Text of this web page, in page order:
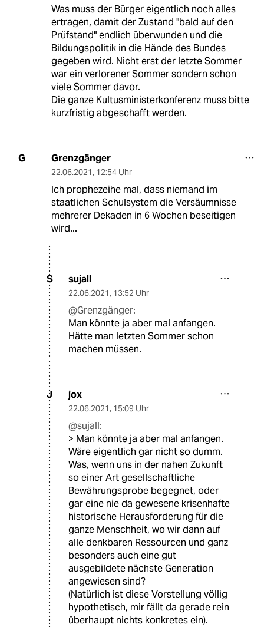
Was muss der Bürger eigentlich noch alles
ertragen, damit der Zustand "bald auf den
Prüfstand" endlich überwunden und die
Bildungspolitik in die Hände des Bundes
gegeben wird. Nicht erst der letzte Sommer
war ein verlorener Sommer sondern schon
viele Sommer davor.
Die ganze Kultusministerkonferenz muss bitte
kurzfristig abgeschafft werden.
G Grenzgänger
22.06.2021, 12:54 Uhr
Ich prophezeihe mal, dass niemand im
staatlichen Schulsystem die Versäumnisse
mehrerer Dekaden in 6 Wochen beseitigen
wird...
S sujall
22.06.2021, 13:52 Uhr
@Grenzgänger:
Man könnte ja aber mal anfangen.
Hätte man letzten Sommer schon
machen müssen.
J jox
22.06.2021, 15:09 Uhr
@sujall:
> Man könnte ja aber mal anfangen.
Wäre eigentlich gar nicht so dumm.
Was, wenn uns in der nahen Zukunft
so einer Art gesellschaftliche
Bewährungsprobe begegnet, oder
gar eine nie da gewesene krisenhafte
historische Herausforderung für die
ganze Menschheit, wo wir dann auf
alle denkbaren Ressourcen und ganz
besonders auch eine gut
ausgebildete nächste Generation
angewiesen sind?
(Natürlich ist diese Vorstellung völlig
hypothetisch, mir fällt da gerade rein
überhaupt nichts konkretes ein).